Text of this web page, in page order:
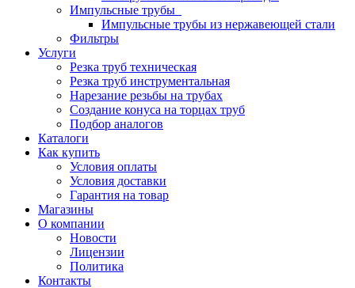
Импульсные трубы
Импульсные трубы из нержавеющей стали
Фильтры
Услуги
Резка труб техническая
Резка труб инструментальная
Нарезание резьбы на трубах
Создание конуса на торцах труб
Подбор аналогов
Каталоги
Как купить
Условия оплаты
Условия доставки
Гарантия на товар
Магазины
О компании
Новости
Лицензии
Политика
Контакты